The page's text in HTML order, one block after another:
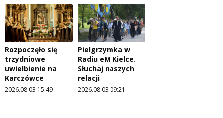
Rozpoczęło się
trzydniowe
uwielbienie na
Karczówce
2026.08.03 15:49
Pielgrzymka w
Radiu eM Kielce.
Słuchaj naszych
relacji
2026.08.03 09:21